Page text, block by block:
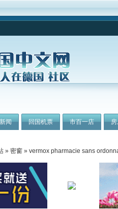
新闻 回国机票 市百一店
» 密窗 » vermox pharmacie sans